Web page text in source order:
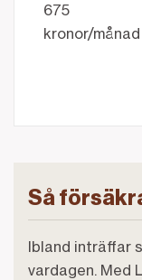
675
kronor/månad
Så
Ibland inträffar
vardagen. Med